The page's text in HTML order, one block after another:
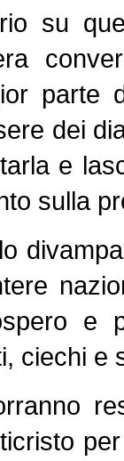
su
parte
dei
e
sulla
e
ciechi e